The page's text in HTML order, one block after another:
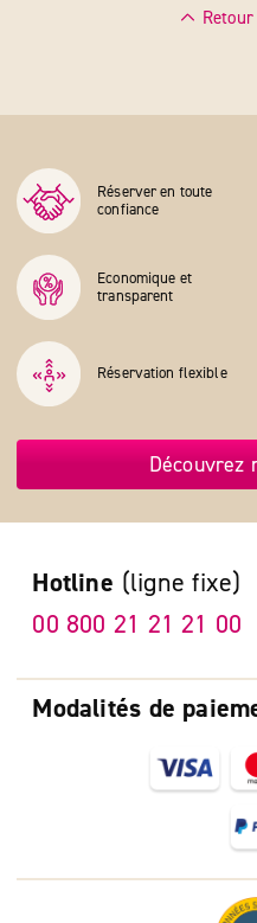
Réserver en toute
confiance
Economique et
transparent
Réservation flexible
Découvrez
Modalités de
Hotline (ligne fixe)
00 800 21 21 21 00